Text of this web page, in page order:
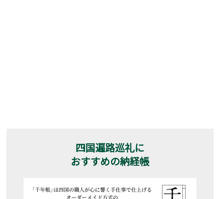
四国遍路巡礼に
おすすめの納経帳